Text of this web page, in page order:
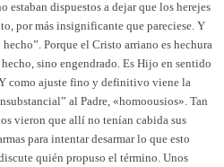
estaban dispuestos a dejar que los herejes
por más insignificante que pareciese. Y
Porque el Cristo arriano es hechura
sino engendrado. Es Hijo en sentido
como ajuste fino y definitivo viene la
al Padre, «homoousios». Tan
vieron que allí no tenían cabida sus
para intentar desarmar lo que esto
quién propuso el término. Unos